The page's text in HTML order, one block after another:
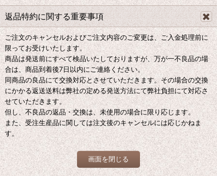
返品特約に関する重要事項
ご注文のキャンセルおよびご注文内容のご変更は、ご入金処理前に
限ってお受けいたします。
商品は発送前にすべて検品いたしておりますが、万が一不良品の場
合は、商品到着後7日以内にご連絡ください。
同商品の良品にて交換対応とさせていただきます。その場合の交換
にかかる返送送料は弊社の定める発送方法にて弊社負担にて対応さ
せていただきます。
但し、不良品の返品・交換は、未使用の場合に限り応じます。
また、受注生産品に関しては注文後のキャンセルには応じかねま
す。
画面を閉じる